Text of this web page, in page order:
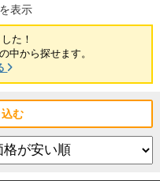
表示
た！
中から探せます。
む